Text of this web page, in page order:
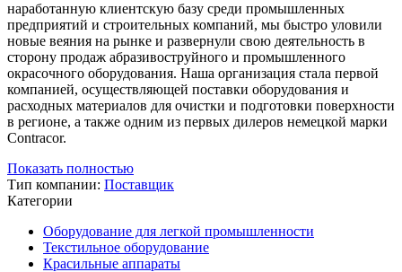
наработанную клиентскую базу среди промышленных
предприятий и строительных компаний, мы быстро уловили
новые веяния на рынке и развернули свою деятельность в
сторону продаж абразивоструйного и промышленного
окрасочного оборудования. Наша организация стала первой
компанией, осуществляющей поставки оборудования и
расходных материалов для очистки и подготовки поверхности
в регионе, а также одним из первых дилеров немецкой марки
Contracor.
Показать полностью
Тип компании: Поставщик
Категории
Оборудование для легкой промышленности
Текстильное оборудование
Красильные аппараты